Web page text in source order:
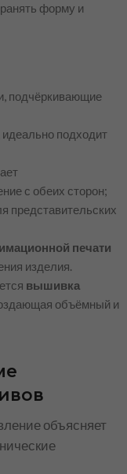
форму и
подчёркивающие
подходит
с обеих сторон;
представительских
печати
изделия.
вышивка
объёмный и
объясняет